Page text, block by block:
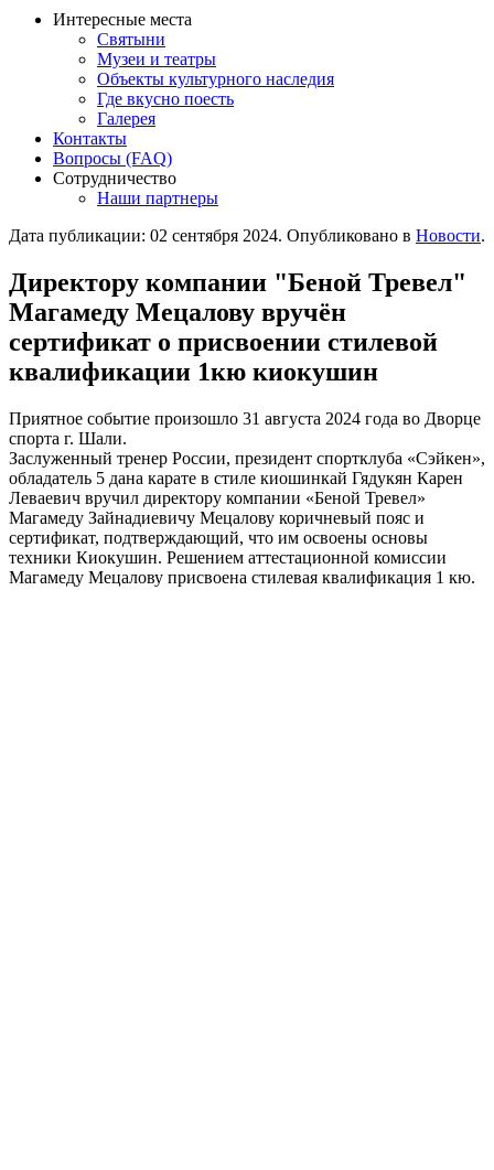
Интересные места
Святыни
Музеи и театры
Объекты культурного наследия
Где вкусно поесть
Галерея
Контакты
Вопросы (FAQ)
Сотрудничество
Наши партнеры
Дата публикации: 02 сентября 2024. Опубликовано в Новости.
Директору компании "Беной Тревел"
Магамеду Мецалову вручён
сертификат о присвоении стилевой
квалификации 1кю киокушин
Приятное событие произошло 31 августа 2024 года во Дворце
спорта г. Шали.
Заслуженный тренер России, президент спортклуба «Сэйкен»,
обладатель 5 дана карате в стиле киошинкай Гядукян Карен
Леваевич вручил директору компании «Беной Тревел»
Магамеду Зайнадиевичу Мецалову коричневый пояс и
сертификат, подтверждающий, что им освоены основы
техники Киокушин. Решением аттестационной комиссии
Магамеду Мецалову присвоена стилевая квалификация 1 кю.